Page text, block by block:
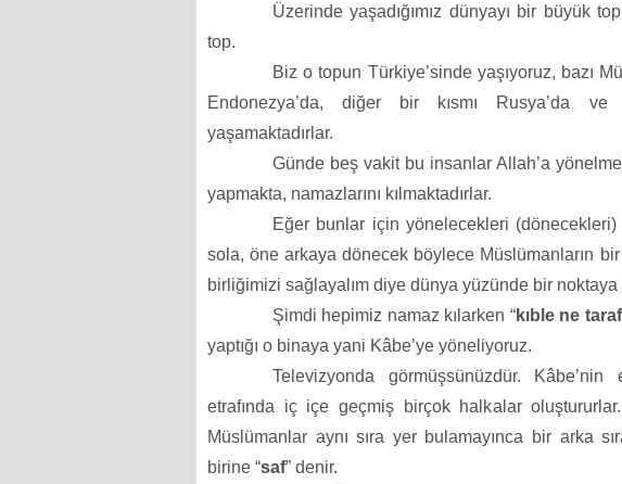
Üzerinde yaşadığımız dünyayı bir büyük
top.
Biz o topun Türkiye’sinde yaşıyoruz, bazı
Endonezya’da, diğer bir kısmı Rusya’da
yaşamaktadırlar.
Günde beş vakit bu insanlar Allah’a
yapmakta, namazlarını kılmaktadırlar.
Eğer bunlar için yönelecekleri
sola, öne arkaya dönecek böylece Müslümanların
birliğimizi sağlayalım diye dünya yüzünde bir noktaya
Şimdi hepimiz namaz kılarken “kıble ne
yaptığı o binaya yani Kâbe’ye yöneliyoruz.
Televizyonda görmüşsünüzdür.
etrafında iç içe geçmiş birçok halkalar
Müslümanlar aynı sıra yer bulamayınca bir arka
birine “saf” denir.